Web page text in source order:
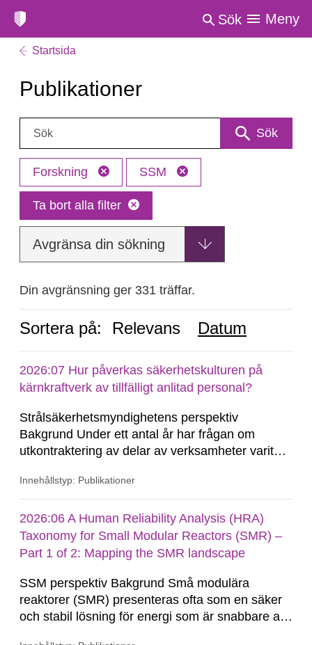
Sök Meny
Startsida
Publikationer
Sök: Sök
Forskning SSM
Ta bort alla filter
Avgränsa din sökning
Din avgränsning ger 331 träffar.
Sortera på: Relevans Datum
2026:07 Hur påverkas säkerhetskulturen på
kärnkraftverk av tillfälligt anlitad personal?
Strålsäkerhetsmyndighetens perspektiv
Bakgrund Under ett antal år har frågan om
utkontraktering av delar av verksamheter varit
kärnteknisk verksamhet bedrivs inom
TH ha full rådighet över personalen och därmed
goda möjligheter att...
Innehållstyp: Publikationer
2026:06 A Human Reliability Analysis (HRA)
Taxonomy for Small Modular Reactors (SMR) –
Part 1 of 2: Mapping the SMR landscape
SSM perspektiv Bakgrund Små modulära
reaktorer (SMR) presenteras ofta som en säker
och stabil lösning för energi som är snabbare att